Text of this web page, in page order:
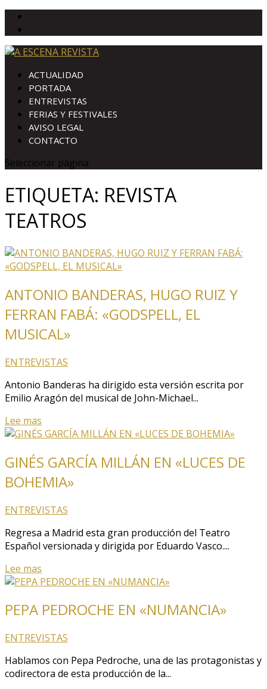
ACTUALIDAD
PORTADA
ENTREVISTAS
FERIAS Y FESTIVALES
AVISO LEGAL
CONTACTO
Seleccionar página
ETIQUETA: REVISTA
TEATROS
ANTONIO BANDERAS, HUGO RUIZ Y
FERRAN FABÁ: «GODSPELL, EL
MUSICAL»
ENTREVISTAS
Antonio Banderas ha dirigido esta versión escrita por
Emilio Aragón del musical de John-Michael...
Lee mas
GINÉS GARCÍA MILLÁN EN «LUCES DE
BOHEMIA»
ENTREVISTAS
Regresa a Madrid esta gran producción del Teatro
Español versionada y dirigida por Eduardo Vasco....
Lee mas
PEPA PEDROCHE EN «NUMANCIA»
ENTREVISTAS
Hablamos con Pepa Pedroche, una de las protagonistas y
codirectora de esta producción de la...